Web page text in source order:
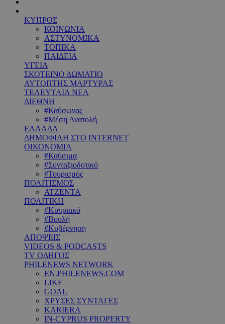
ΚΥΠΡΟΣ
ΚΟΙΝΩΝΙΑ
ΑΣΤΥΝΟΜΙΚΑ
ΤΟΠΙΚΑ
ΠΑΙΔΕΙΑ
ΥΓΕΙΑ
ΣΚΟΤΕΙΝΟ ΔΩΜΑΤΙΟ
ΑΥΤΟΠΤΗΣ ΜΑΡΤΥΡΑΣ
ΤΕΛΕΥΤΑΙΑ ΝΕΑ
ΔΙΕΘΝΗ
#Καύσωνας
#Μέση Ανατολή
ΕΛΛΑΔΑ
ΔΗΜΟΦΙΛΗ ΣΤΟ INTERNET
ΟΙΚΟΝΟΜΙΑ
#Καύσιμα
#Συνταξιοδοτικό
#Τουρισμός
ΠΟΛΙΤΙΣΜΟΣ
ΑΤΖΕΝΤΑ
ΠΟΛΙΤΙΚΗ
#Κυπριακό
#Βουλή
#Κυβέρνηση
ΑΠΟΨΕΙΣ
VIDEOS & PODCASTS
TV ΟΔΗΓΟΣ
PHILENEWS NETWORK
EN.PHILENEWS.COM
LIKE
GOAL
ΧΡΥΣΕΣ ΣΥΝΤΑΓΕΣ
KARIERA
IN-CYPRUS PROPERTY